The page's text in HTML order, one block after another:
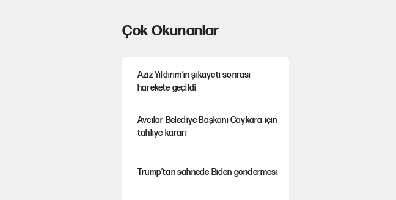
Çok Okunanlar
Aziz Yıldırım’ın şikayeti sonrası
harekete geçildi
Avcılar Belediye Başkanı Çaykara için
tahliye kararı
Trump’tan sahnede Biden göndermesi